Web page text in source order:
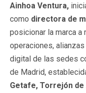
Ainhoa Ventura,
como directora de
posicionar la marca a
operaciones,
digital de las sedes
de Madrid,
Getafe, Torrejón de